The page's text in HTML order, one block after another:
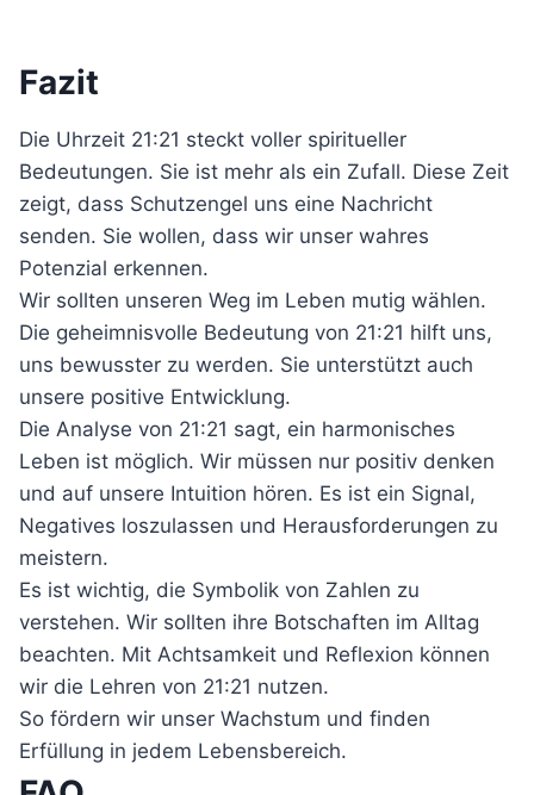
Fazit
Die Uhrzeit 21:21 steckt voller spiritueller
Bedeutungen. Sie ist mehr als ein Zufall. Diese Zeit
zeigt, dass Schutzengel uns eine Nachricht
senden. Sie wollen, dass wir unser wahres
Potenzial erkennen.
Wir sollten unseren Weg im Leben mutig wählen.
Die geheimnisvolle Bedeutung von 21:21 hilft uns,
uns bewusster zu werden. Sie unterstützt auch
unsere positive Entwicklung.
Die Analyse von 21:21 sagt, ein harmonisches
Leben ist möglich. Wir müssen nur positiv denken
und auf unsere Intuition hören. Es ist ein Signal,
Negatives loszulassen und Herausforderungen zu
meistern.
Es ist wichtig, die Symbolik von Zahlen zu
verstehen. Wir sollten ihre Botschaften im Alltag
beachten. Mit Achtsamkeit und Reflexion können
wir die Lehren von 21:21 nutzen.
So fördern wir unser Wachstum und finden
Erfüllung in jedem Lebensbereich.